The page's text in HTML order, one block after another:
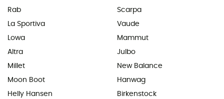
Rab
La Sportiva
Lowa
Altra
Millet
Moon Boot
Helly Hansen
Scarpa
Vaude
Mammut
Julbo
New Balance
Hanwag
Birkenstock